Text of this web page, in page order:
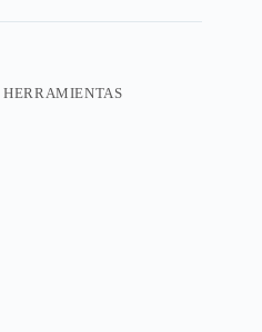
HERRAMIENTAS